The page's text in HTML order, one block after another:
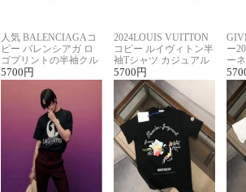
人気 BALENCIAGAコ
ピー バレンシアガ ロ
ゴプリントの半袖クル
ーネックTシャツ
5700 円
2024LOUIS VUITTON
コピー ルイヴィトン半
袖Tシャツ カジュアル
に馴染む 2色展開
5700 円
ー
ー
ー